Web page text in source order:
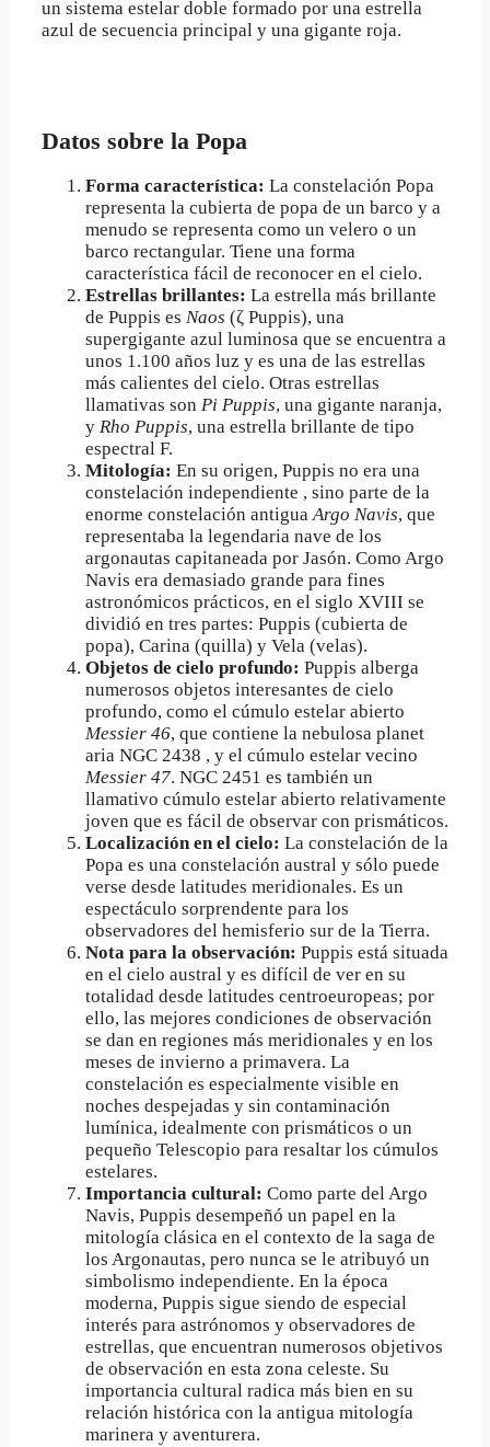
un sistema estelar doble formado por una estrella
azul de secuencia principal y una gigante roja.
Datos sobre la Popa
Forma característica: La constelación Popa
representa la cubierta de popa de un barco y a
menudo se representa como un velero o un
barco rectangular. Tiene una forma
característica fácil de reconocer en el cielo.
Estrellas brillantes: La estrella más brillante
de Puppis es Naos (ζ Puppis), una
supergigante azul luminosa que se encuentra a
unos 1.100 años luz y es una de las estrellas
más calientes del cielo. Otras estrellas
llamativas son Pi Puppis, una gigante naranja,
y Rho Puppis, una estrella brillante de tipo
espectral F.
Mitología: En su origen, Puppis no era una
constelación independiente , sino parte de la
enorme constelación antiguaArgo Navis, que
representaba la legendaria nave de los
argonautas capitaneada por Jasón. Como Argo
Navis era demasiado grande para fines
astronómicos prácticos, en el siglo XVIII se
dividió en tres partes: Puppis (cubierta de
popa), Carina (quilla) y Vela (velas).
Objetos de cielo profundo: Puppis alberga
numerosos objetos interesantes de cielo
profundo, como el cúmulo estelar abierto
Messier 46, que contiene la nebulosa planet
aria NGC 2438 , y el cúmulo estelar vecino
Messier 47. NGC 2451 es también un
llamativo cúmulo estelar abierto relativamente
joven que es fácil de observar con prismáticos.
Localización en el cielo: La constelación de la
Popa es una constelación austral y sólo puede
verse desde latitudes meridionales. Es un
espectáculo sorprendente para los
observadores del hemisferio sur de la Tierra.
Nota para la observación: Puppis está situada
en el cielo austral y es difícil de ver en su
totalidad desde latitudes centroeuropeas; por
ello, las mejores condiciones de observación
se dan en regiones más meridionales y en los
meses de invierno a primavera. La
constelación es especialmente visible en
noches despejadas y sin contaminación
lumínica, idealmente con prismáticos o un
pequeño Telescopio para resaltar los cúmulos
estelares.
Importancia cultural: Como parte del Argo
Navis, Puppis desempeñó un papel en la
mitología clásica en el contexto de la saga de
los Argonautas, pero nunca se le atribuyó un
simbolismo independiente. En la época
moderna, Puppis sigue siendo de especial
interés para astrónomos y observadores de
estrellas, que encuentran numerosos objetivos
de observación en esta zona celeste. Su
importancia cultural radica más bien en su
relación histórica con la antigua mitología
marinera y aventurera.